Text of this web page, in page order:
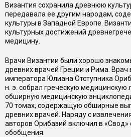
Византия сохранила древнюю
передавала ее другим народам,
культуры в Западной Европе.
культурных достижений
медицину.
Врачи Византии были хорошо
древних врачей Греции и Рима. Врач
императора Юлиана Отступника
н. э. собрал греческую медицинскую
обширную медицинскую
70 томах, содержащую обширные
древних врачей. Наряду с
авторов Орибазий включил в
обобщения.